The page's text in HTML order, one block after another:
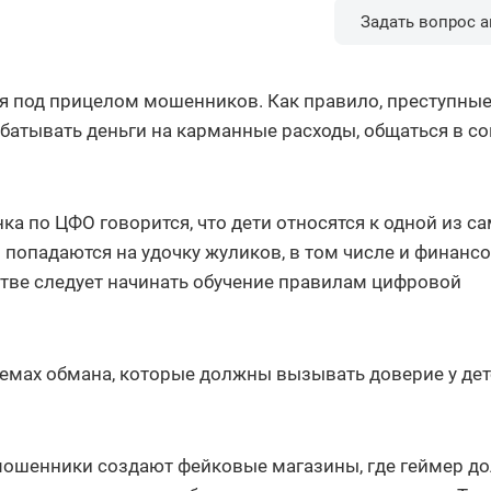
Задать вопрос
под прицелом мошенников. Как правило,
деньги на карманные расходы, общаться в
по ЦФО говорится, что дети относятся к одной из
на удочку жуликов, в том числе и
следует начинать обучение правилам цифровой
обмана, которые должны вызывать доверие у
создают фейковые магазины, где геймер